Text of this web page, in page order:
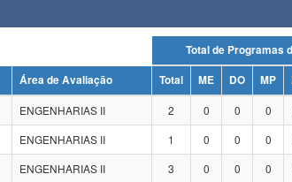
Área de Avaliação Total ME DO MP
ENGENHARIAS II 2 0 0 0
ENGENHARIAS II 1 0 0 0
ENGENHARIAS II 3 0 0 0